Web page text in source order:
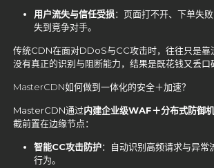
用户流失与信任受损：页面打不开、下单失
失到竞争对手。
传统CDN在面对DDoS与CC攻击时，往往只是靠
没有真正的识别与阻断能力，结果是既花钱又丢口
MasterCDN如何做到一体化的安全＋加速？
MasterCDN通过内建企业级WAF＋分布式防御
截前置在边缘节点：
智能CC攻击防护：自动识别高频请求与异常
行为。